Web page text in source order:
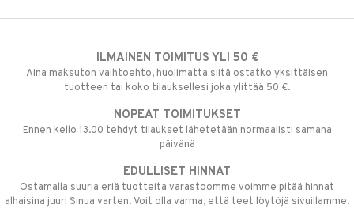
ILMAINEN TOIMITUS YLI 50 €
Aina maksuton vaihtoehto, huolimatta siitä ostatko yksittäisen
tuotteen tai koko tilauksellesi joka ylittää 50 €.
NOPEAT TOIMITUKSET
Ennen kello 13.00 tehdyt tilaukset lähetetään normaalisti samana
päivänä
EDULLISET HINNAT
Ostamalla suuria eriä tuotteita varastoomme voimme pitää hinnat
alhaisina juuri Sinua varten! Voit olla varma, että teet löytöjä sivuillamme.